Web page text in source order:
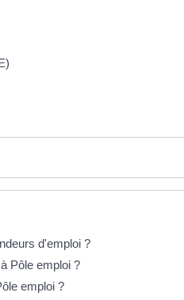
d'emploi ?
Pôle emploi ?
emploi ?